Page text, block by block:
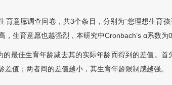
育意愿调查问卷，共3个条目，分别为“您理想生育孩
生育意愿也越强烈，本研究中Cronbach’s α系数为
的最佳生育年龄减去其的实际年龄而得到的差值。首
值；两者间的差值越小，其生育年龄限制感越强。